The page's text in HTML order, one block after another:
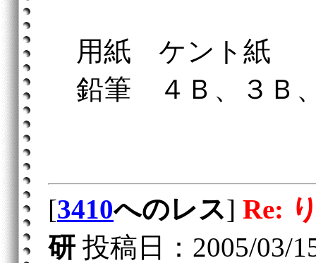
用紙 ケント紙
鉛筆 ４Ｂ、３Ｂ
[3410へのレス] Re:
研 投稿日：2005/03/